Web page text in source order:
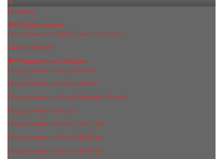
Новинки
Парфюмерия
Парфюмерия BEA'S Beauty & Scent
Luxe collection
Подарочные наборы
Подарочные наборы Bea's
Подарочные наборы 4х5ml
Подарочные наборы Victoria's Secret
Подарочные наборы
Подарочные наборы 2x15 мл
Подарочные наборы 3х15 мл
Подарочные наборы 3x50 мл